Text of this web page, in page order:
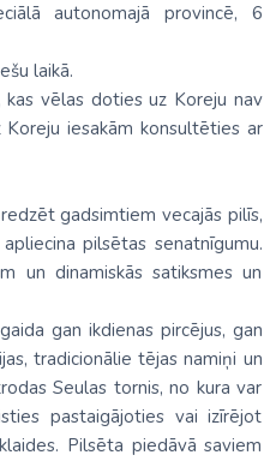
autonomajā provincē, 6
laikā.
kas vēlas doties uz Koreju nav
Koreju iesakām konsultēties ar
gadsimtiem vecajās pilīs,
pilsētas senatnīgumu.
un dinamiskās satiksmes un
gan ikdienas pircējus, gan
tradicionālie tējas namiņi un
Seulas tornis, no kura var
pastaigājoties vai izīrējot
Pilsēta piedāvā saviem